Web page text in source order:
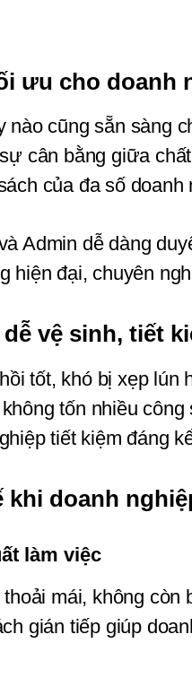
ưu cho doanh
nào cũng sẵn sàng
sự cân bằng giữa
của đa số doanh
Admin dễ dàng
hiện đại, chuyên
vệ sinh, tiết
tốt, khó bị xẹp lún
tốn nhiều
tiết kiệm đáng
doanh
làm việc
mái, không
gián tiếp giúp